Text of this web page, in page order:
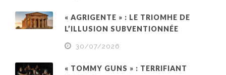
« AGRIGENTE » : LE TRIOMHE DE
L’ILLUSION SUBVENTIONNÉE
30/07/2026
« TOMMY GUNS » : TERRIFIANT